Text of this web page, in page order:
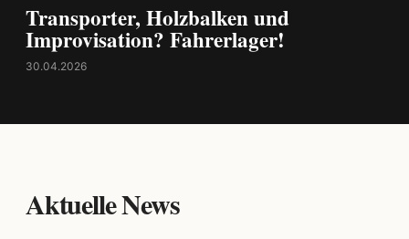
Transporter, Holzbalken und
Improvisation? Fahrerlager!
30.04.2026
Aktuelle News